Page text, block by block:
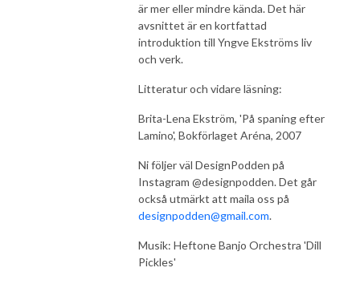
är mer eller mindre kända. Det här
avsnittet är en kortfattad
introduktion till Yngve Ekströms liv
och verk.
Litteratur och vidare läsning:
Brita-Lena Ekström, 'På spaning efter
Lamino', Bokförlaget Aréna, 2007
Ni följer väl DesignPodden på
Instagram @designpodden. Det går
också utmärkt att maila oss på
designpodden@gmail.com.
Musik: Heftone Banjo Orchestra 'Dill
Pickles'